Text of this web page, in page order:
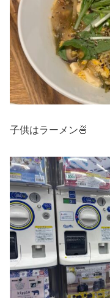
子供はラーメン🍜